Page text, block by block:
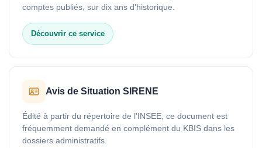
comptes publiés, sur dix ans d'historique.
Découvrir ce service
Avis de Situation SIRENE
Édité à partir du répertoire de l'INSEE, ce document est
fréquemment demandé en complément du KBIS dans les
dossiers administratifs.